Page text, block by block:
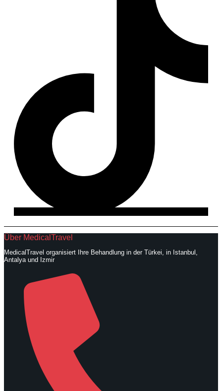
Über MedicalTravel
MedicalTravel organisiert Ihre Behandlung in der Türkei, in Istanbul,
Antalya und Izmir